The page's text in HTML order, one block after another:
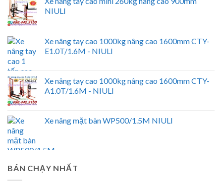
NIULI
Xe nâng tay cao 1000kg nâng cao 1600mm CTY-
E1.0T/1.6M - NIULI
Xe nâng tay cao 1000kg nâng cao 1600mm CTY-
A1.0T/1.6M - NIULI
Xe nâng mặt bàn WP500/1.5M NIULI
BÁN CHẠY NHẤT